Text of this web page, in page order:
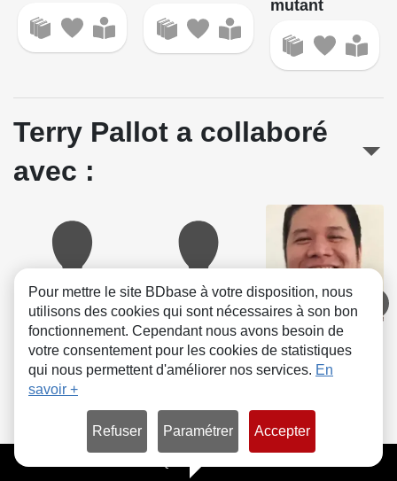
mutant
Terry Pallot a collaboré
avec :
Christophe
Semal
Lettrage
Laurence
Hingray
Lettrage
David Curiel
Couleurs
Pour mettre le site BDbase à votre disposition, nous
utilisons des cookies qui sont nécessaires à son bon
fonctionnement. Cependant nous avons besoin de
votre consentement pour les cookies de statistiques
qui nous permettent d'améliorer nos services. En
savoir +
Refuser Paramétrer Accepter